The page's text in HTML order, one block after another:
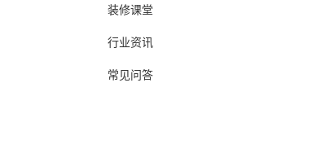
装修课堂
行业资讯
常见问答